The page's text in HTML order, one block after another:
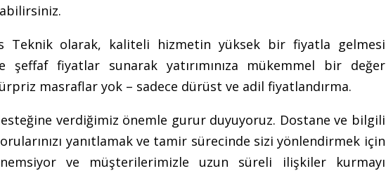
Teknik olarak, kaliteli hizmetin yüksek bir fiyatla gelmesi
şeffaf fiyatlar sunarak yatırımınıza mükemmel bir değer
masraflar yok – sadece dürüst ve adil fiyatlandırma.
verdiğimiz önemle gurur duyuyoruz. Dostane ve bilgili
yanıtlamak ve tamir sürecinde sizi yönlendirmek için
ve müşterilerimizle uzun süreli ilişkiler kurmayı